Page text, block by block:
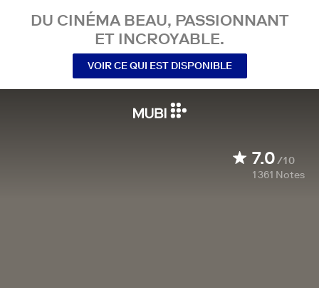
DU CINÉMA BEAU, PASSIONNANT
ET INCROYABLE.
VOIR CE QUI EST DISPONIBLE
7.0/10
1 361 Notes